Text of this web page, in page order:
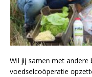
Wil jij samen met
voedselcoöperatie